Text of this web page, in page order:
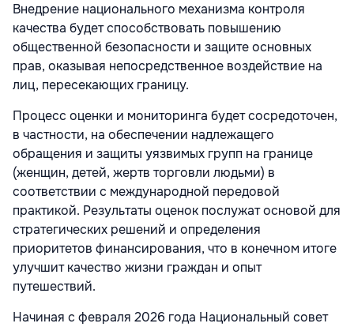
Внедрение национального механизма контроля
качества будет способствовать повышению
общественной безопасности и защите основных
прав, оказывая непосредственное воздействие на
лиц, пересекающих границу.
Процесс оценки и мониторинга будет сосредоточен,
в частности, на обеспечении надлежащего
обращения и защиты уязвимых групп на границе
(женщин, детей, жертв торговли людьми) в
соответствии с международной передовой
практикой. Результаты оценок послужат основой для
стратегических решений и определения
приоритетов финансирования, что в конечном итоге
улучшит качество жизни граждан и опыт
путешествий.
Начиная с февраля 2026 года Национальный совет